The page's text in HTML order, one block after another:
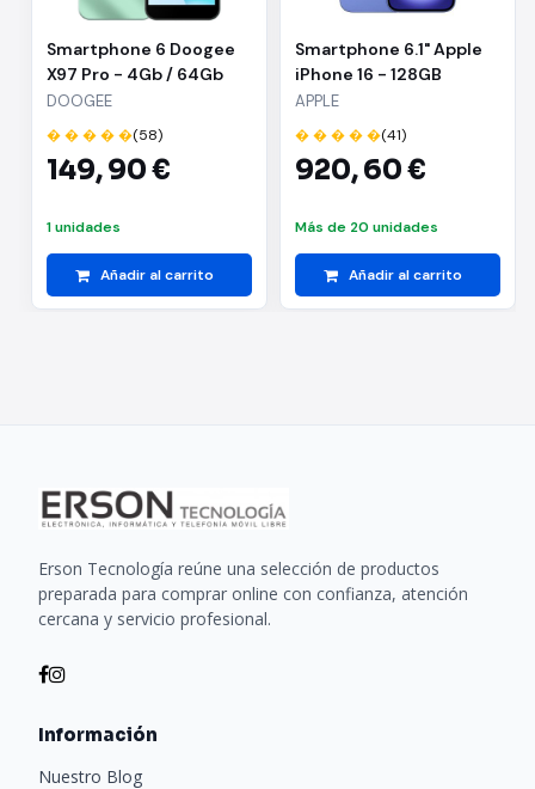
Smartphone 6 Doogee
X97 Pro - 4Gb / 64Gb
DOOGEE
� � � � �(58)
149,90 €
1 unidades
Añadir al carrito
Smartphone 6.1" Apple
iPhone 16 - 128GB
Ultramarino
APPLE
� � � � �(41)
920,60 €
Más de 20 unidades
Añadir al carrito
Erson Tecnología reúne una selección de productos
preparada para comprar online con confianza, atención
cercana y servicio profesional.
Información
Nuestro Blog